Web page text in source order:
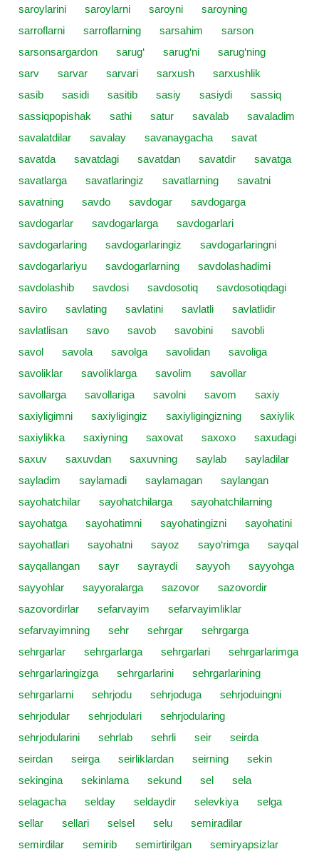
saroylarini
saroylarni saroyni
saroyning
sarroflarni
sarroflarning sarsahim
sarson
sarsonsargardon
sarug‘ sarug‘ni
sarug‘ning
sarv
sarvar sarvari sarxush
sarxushlik
sasib
sasidi sasitib sasiy sasiydi
sassiq
sassiqpopishak
sathi satur savalab
savaladim
savalatdilar
savalay savanaygacha
savat
savatda
savatdagi savatdan savatdir
savatga
savatlarga
savatlaringiz savatlarning
savatni
savatning
savdo savdogar
savdogarga
savdogarlar
savdogarlarga
savdogarlari
savdogarlaring
savdogarlaringiz
savdogarlaringni
savdogarlariyu
savdogarlarning
savdolashadimi
savdolashib
savdosi savdosotiq
savdosotiqdagi
saviro
savlating savlatini savlatli
savlatlidir
savlatlisan
savo savob savobini
savobli
savol
savola savolga savolidan
savoliga
savoliklar
savoliklarga savolim
savollar
savollarga
savollariga savolni savom
saxiy
saxiyligimni
saxiyligingiz saxiyligingizning
saxiylik
saxiylikka
saxiyning saxovat saxoxo
saxudagi
saxuv
saxuvdan saxuvning saylab
sayladilar
sayladim
saylamadi saylamagan
saylangan
sayohatchilar
sayohatchilarga
sayohatchilarning
sayohatga
sayohatimni sayohatingizni
sayohatini
sayohatlari
sayohatni sayoz sayo‘rimga
sayqal
sayqallangan
sayr sayraydi sayyoh
sayyohga
sayyohlar
sayyoralarga sazovor
sazovordir
sazovordirlar
sefarvayim
sefarvayimliklar
sefarvayimning
sehr sehrgar
sehrgarga
sehrgarlar
sehrgarlarga sehrgarlari
sehrgarlarimga
sehrgarlaringizga
sehrgarlarini
sehrgarlarining
sehrgarlarni
sehrjodu sehrjoduga
sehrjoduingni
sehrjodular
sehrjodulari
sehrjodularing
sehrjodularini
sehrlab sehrli seir
seirda
seirdan
seirga seirliklardan seirning
sekin
sekingina
sekinlama sekund sel
sela
selagacha
selday seldaydir selevkiya
selga
sellar
sellari selsel selu
semiradilar
semirdilar
semirib semirtirilgan
semiryapsizlar